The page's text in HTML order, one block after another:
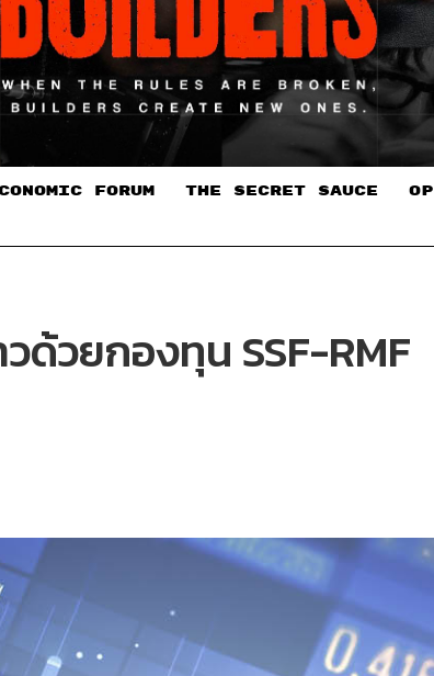
FORUM THE SECRET SAUCE​
ด้วยกองทุน SSF-RMF